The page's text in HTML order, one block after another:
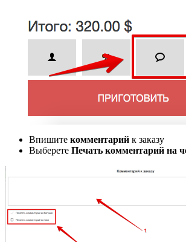
Впишите комментарий к заказу
Выберете Печать комментарий на